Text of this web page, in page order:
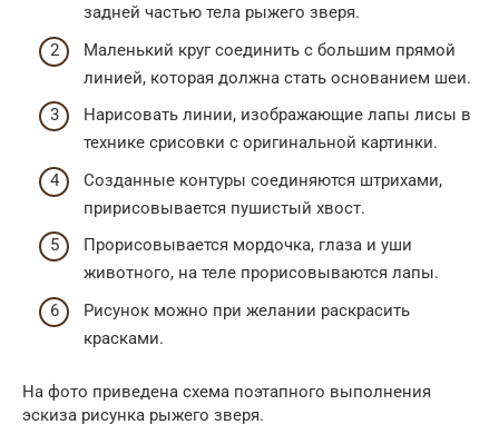
задней частью тела рыжего зверя.
Маленький круг соединить с большим прямой
линией, которая должна стать основанием шеи.
Нарисовать линии, изображающие лапы лисы в
технике срисовки с оригинальной картинки.
Созданные контуры соединяются штрихами,
пририсовывается пушистый хвост.
Прорисовывается мордочка, глаза и уши
животного, на теле прорисовываются лапы.
Рисунок можно при желании раскрасить
красками.
На фото приведена схема поэтапного выполнения
эскиза рисунка рыжего зверя.